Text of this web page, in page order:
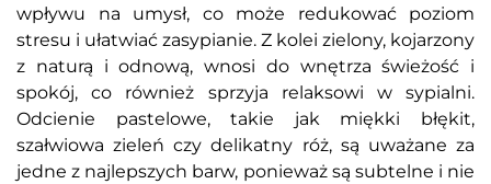
wpływu na umysł, co może redukować poziom
stresu i ułatwiać zasypianie. Z kolei zielony, kojarzony
z naturą i odnową, wnosi do wnętrza świeżość i
spokój, co również sprzyja relaksowi w sypialni.
Odcienie pastelowe, takie jak miękki błękit,
szałwiowa zieleń czy delikatny róż, są uważane za
jedne z najlepszych barw, ponieważ są subtelne i nie